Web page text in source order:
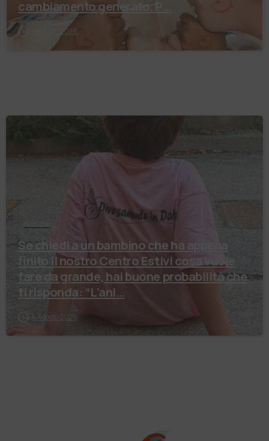
4 Agosto 2026
Se chiedi a un bambino che ha appena
finito il nostro Centro Estivi cosa vuole
fare da grande, hai buone probabilità che
ti risponda: “L’ani…
4 Agosto 2026